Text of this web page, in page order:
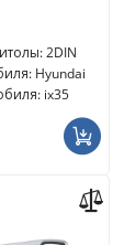
2DIN
Hyundai
ix35